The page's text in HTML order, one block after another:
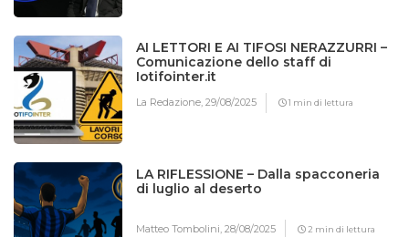
AI LETTORI E AI TIFOSI NERAZZURRI –
Comunicazione dello staff di
Iotifointer.it
La Redazione,29/08/2025 1 min di lettura
LA RIFLESSIONE – Dalla spacconeria
di luglio al deserto
Matteo Tombolini,28/08/2025 2 min di lettura